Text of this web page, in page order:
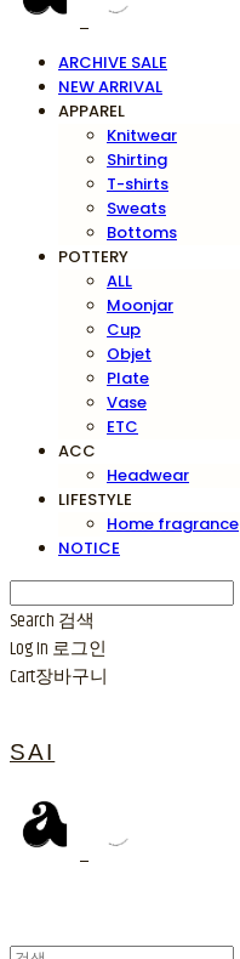
ARCHIVE SALE
NEW ARRIVAL
APPAREL
Knitwear
Shirting
T-shirts
Sweats
Bottoms
POTTERY
ALL
Moonjar
Cup
Objet
Plate
Vase
ETC
ACC
Headwear
LIFESTYLE
Home fragrance
NOTICE
Search 검색
Log In 로그인
Cart장바구니
SAI